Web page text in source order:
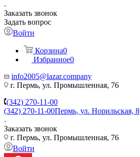
Заказать звонок
Задать вопрос
Войти
Корзина0
Избранное0
info2005@lazar.company
г. Пермь, ул. Промышленная, 76
(342) 270-11-00
(342) 270-11-00Пермь, ул. Норильская, 8
Заказать звонок
г. Пермь, ул. Промышленная, 76
Войти